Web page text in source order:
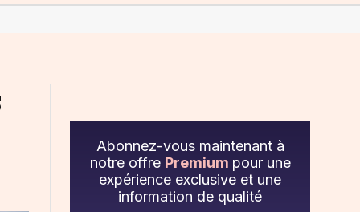
Abonnez-vous maintenant à
notre offre Premium pour une
expérience exclusive et une
information de qualité